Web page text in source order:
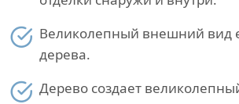
Великолепный внешний вид
дерева.
Дерево создает